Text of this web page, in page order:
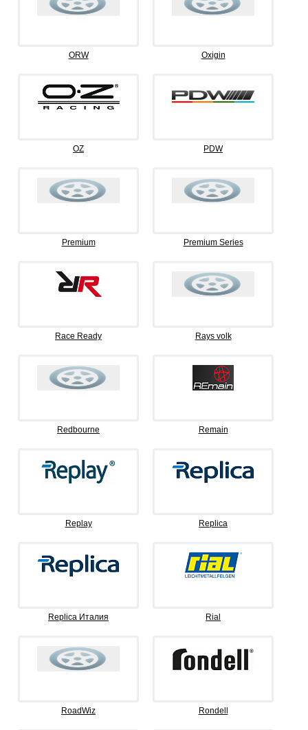
ORW Oxigin
OZ PDW
Premium Premium Series
Race Ready Rays volk
Redbourne Remain
Replay Replica
Replica Италия Rial
RoadWiz Rondell